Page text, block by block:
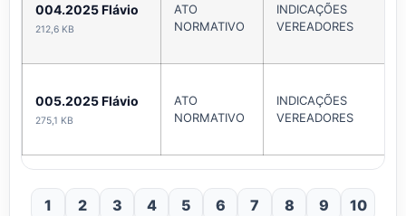
004.2025 Flávio
212,6 KB
ATO
NORMATIVO
INDICAÇÕES
VEREADORES
005.2025 Flávio
275,1 KB
ATO
NORMATIVO
INDICAÇÕES
VEREADORES
1 2 3 4 5 6 7 8 9
10